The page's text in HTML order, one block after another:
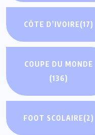
CÔTE D’IVOIRE(17)
COUPE DU MONDE
(136)
FOOT SCOLAIRE(2)